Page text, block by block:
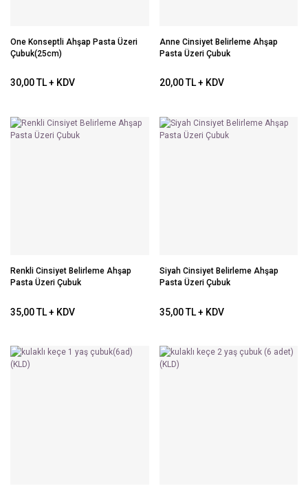
One Konseptli Ahşap Pasta Üzeri
Çubuk(25cm)
30,00 TL + KDV
Anne Cinsiyet Belirleme Ahşap
Pasta Üzeri Çubuk
20,00 TL + KDV
Renkli Cinsiyet Belirleme Ahşap
Pasta Üzeri Çubuk
35,00 TL + KDV
Siyah Cinsiyet Belirleme Ahşap
Pasta Üzeri Çubuk
35,00 TL + KDV